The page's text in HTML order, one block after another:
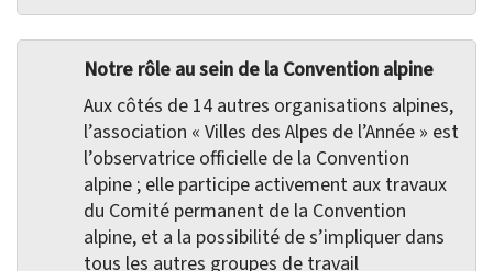
Notre rôle au sein de la Convention alpine
Aux côtés de 14 autres organisations alpines,
l’association « Villes des Alpes de l’Année » est
l’observatrice officielle de la Convention
alpine ; elle participe activement aux travaux
du Comité permanent de la Convention
alpine, et a la possibilité de s’impliquer dans
tous les autres groupes de travail